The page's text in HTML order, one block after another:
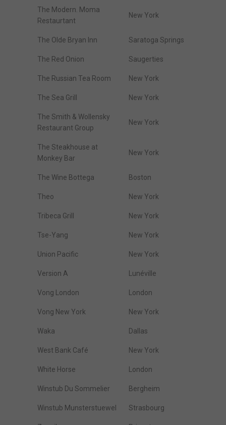
The Modern. Moma
Restaurtant
New York
The Olde Bryan Inn Saratoga Springs
The Red Onion Saugerties
The Russian Tea Room New York
The Sea Grill New York
The Smith & Wollensky
Restaurant Group
New York
The Steakhouse at
Monkey Bar
New York
The Wine Bottega Boston
Theo New York
Tribeca Grill New York
Tse-Yang New York
Union Pacific New York
Version A Lunéville
Vong London London
Vong New York New York
Waka Dallas
West Bank Café New York
White Horse London
Winstub Du Sommelier Bergheim
Winstub Munsterstuewel Strasbourg